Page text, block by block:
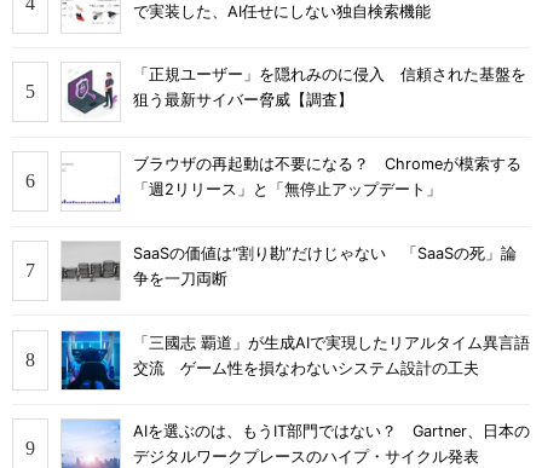
で実装した、AI任せにしない独自検索機能
「正規ユーザー」を隠れみのに侵入 信頼された基盤を
狙う最新サイバー脅威【調査】
ブラウザの再起動は不要になる？ Chromeが模索する
「週2リリース」と「無停止アップデート」
SaaSの価値は“割り勘”だけじゃない 「SaaSの死」論
争を一刀両断
「三國志 覇道」が生成AIで実現したリアルタイム異言語
交流 ゲーム性を損なわないシステム設計の工夫
AIを選ぶのは、もうIT部門ではない？ Gartner、日本の
デジタルワークプレースのハイプ・サイクル発表